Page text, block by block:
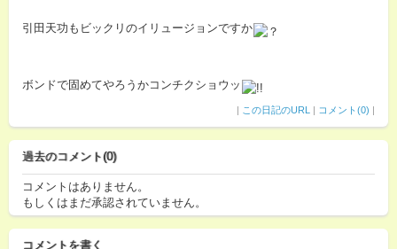
引田天功もビックリのイリュージョンですか
ボンドで固めてやろうかコンチクショウッ
| この日記のURL | コメント(0) |
過去のコメント(0)
コメントはありません。
もしくはまだ承認されていません。
コメントを書く